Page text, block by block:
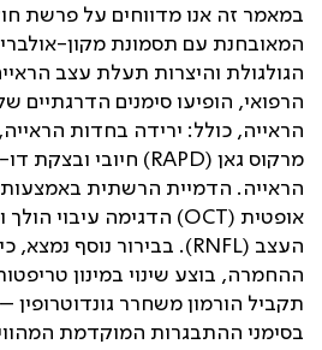
במאמר זה אנו מדווחים על פרשת
המאובחנת עם תסמונת מקון-
הגולגולת והיצרות תעלת עצב
הרפואי, הופיעו סימנים
הראייה, כולל: ירידה בחדות
מרקוס גאן (RAPD) חיובי ובצקת
הראייה. הדמיית הרשתית באמצעות
אופטית (OCT) הדגימה עיבוי
העצב (RNFL). בבירור נוסף נמצא,
ההחמרה, בוצע שינוי במינון
תקביל הורמון משחרר גונדוטרופין
בסימני ההתבגרות המוקדמת